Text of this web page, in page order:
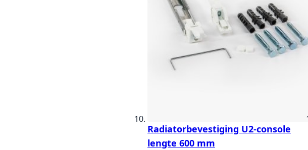
Radiatorbevestiging U2-console
lengte 600 mm